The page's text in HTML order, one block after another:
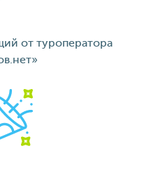
от туроператора